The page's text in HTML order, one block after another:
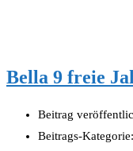
Bella 9 freie
Beitrag
Beitrags-Kategorie: